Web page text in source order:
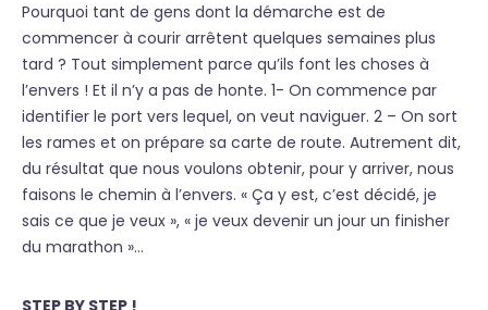
Pourquoi tant de gens dont la démarche est de
commencer à courir arrêtent quelques semaines plus
tard ? Tout simplement parce qu’ils font les choses à
l’envers ! Et il n’y a pas de honte. 1- On commence par
identifier le port vers lequel, on veut naviguer. 2 – On sort
les rames et on prépare sa carte de route. Autrement dit,
du résultat que nous voulons obtenir, pour y arriver, nous
faisons le chemin à l’envers. « Ça y est, c’est décidé, je
sais ce que je veux », « je veux devenir un jour un finisher
du marathon »…
STEP BY STEP !